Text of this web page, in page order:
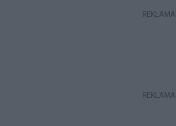
REKLAMA
REKLAMA